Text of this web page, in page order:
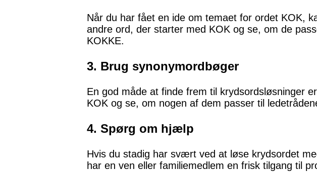
Når du har fået en ide om temaet for ordet KOK,
andre ord, der starter med KOK og se, om de
KOKKE.
3. Brug synonymordbøger
En god måde at finde frem til krydsordsløsninger
KOK og se, om nogen af dem passer til
4. Spørg om hjælp
Hvis du stadig har svært ved at løse krydsordet
har en ven eller familiemedlem en frisk tilgang til